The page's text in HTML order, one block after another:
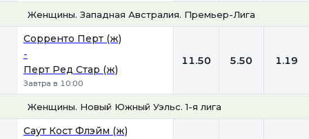
Женщины. Западная Австралия. Премьер-Лига
Сорренто Перт (ж)
-
Перт Ред Стар (ж)
Завтра в 10:00
11.50 5.50 1.19
Женщины. Новый Южный Уэльс. 1-я лига
Саут Кост Флэйм (ж)